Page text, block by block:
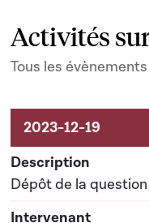
Activités
Tous les évènements
Activités sur le dossier
Dépôt de la question